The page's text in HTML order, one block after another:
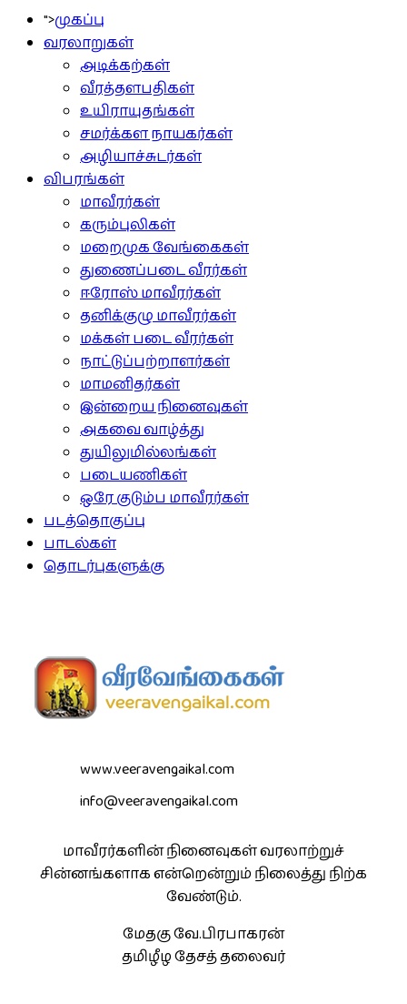
">முகப்பு
வரலாறுகள்
அடிக்கற்கள்
வீரத்தளபதிகள்
உயிராயுதங்கள்
சமர்க்கள நாயகர்கள்
அழியாச்சுடர்கள்
விபரங்கள்
மாவீரர்கள்
கரும்புலிகள்
மறைமுக வேங்கைகள்
துணைப்படை வீரர்கள்
ஈரோஸ் மாவீரர்கள்
தனிக்குழு மாவீரர்கள்
மக்கள் படை வீரர்கள்
நாட்டுப்பற்றாளர்கள்
மாமனிதர்கள்
இன்றைய நினைவுகள்
அகவை வாழ்த்து
துயிலுமில்லங்கள்
படையணிகள்
ஒரே குடும்ப மாவீரர்கள்
படத்தொகுப்பு
பாடல்கள்
தொடர்புகளுக்கு
www.veeravengaikal.com
info@veeravengaikal.com
மாவீரர்களின் நினைவுகள் வரலாற்றுச்
சின்னங்களாக என்றென்றும் நிலைத்து நிற்க
வேண்டும்.
மேதகு வே.பிரபாகரன்
தமிழீழ தேசத் தலைவர்